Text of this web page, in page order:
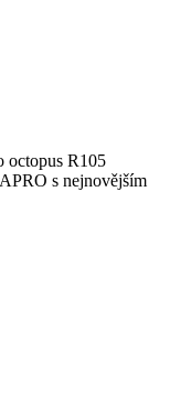
octopus R105
s nejnovějším